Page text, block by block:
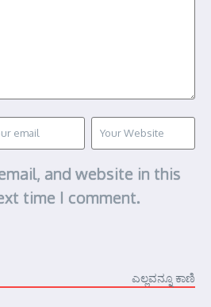
and website in this
time I comment.
ಎಲ್ಲವನ್ನೂ ಕಾಣಿ